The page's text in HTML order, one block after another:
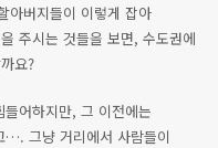
아버지들이 이렇게 잡아
주시는 것들을 보면, 수도권에
요?
어하지만, 그 이전에는
…. 그냥 거리에서 사람들이